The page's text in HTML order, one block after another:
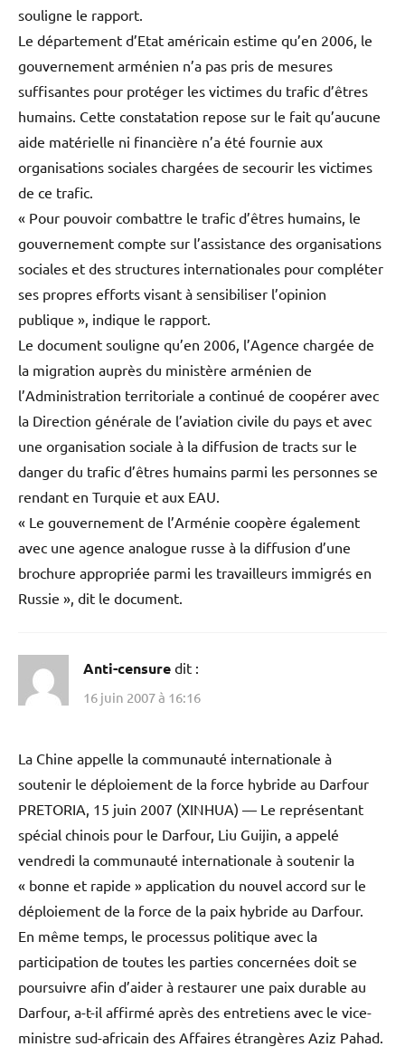
souligne le rapport.
Le département d’Etat américain estime qu’en 2006, le
gouvernement arménien n’a pas pris de mesures
suffisantes pour protéger les victimes du trafic d’êtres
humains. Cette constatation repose sur le fait qu’aucune
aide matérielle ni financière n’a été fournie aux
organisations sociales chargées de secourir les victimes
de ce trafic.
« Pour pouvoir combattre le trafic d’êtres humains, le
gouvernement compte sur l’assistance des organisations
sociales et des structures internationales pour compléter
ses propres efforts visant à sensibiliser l’opinion
publique », indique le rapport.
Le document souligne qu’en 2006, l’Agence chargée de
la migration auprès du ministère arménien de
l’Administration territoriale a continué de coopérer avec
la Direction générale de l’aviation civile du pays et avec
une organisation sociale à la diffusion de tracts sur le
danger du trafic d’êtres humains parmi les personnes se
rendant en Turquie et aux EAU.
« Le gouvernement de l’Arménie coopère également
avec une agence analogue russe à la diffusion d’une
brochure appropriée parmi les travailleurs immigrés en
Russie », dit le document.
Anti-censure dit :
16 juin 2007 à 16:16
La Chine appelle la communauté internationale à
soutenir le déploiement de la force hybride au Darfour
PRETORIA, 15 juin 2007 (XINHUA) — Le représentant
spécial chinois pour le Darfour, Liu Guijin, a appelé
vendredi la communauté internationale à soutenir la
« bonne et rapide » application du nouvel accord sur le
déploiement de la force de la paix hybride au Darfour.
En même temps, le processus politique avec la
participation de toutes les parties concernées doit se
poursuivre afin d’aider à restaurer une paix durable au
Darfour, a-t-il affirmé après des entretiens avec le vice-
ministre sud-africain des Affaires étrangères Aziz Pahad.